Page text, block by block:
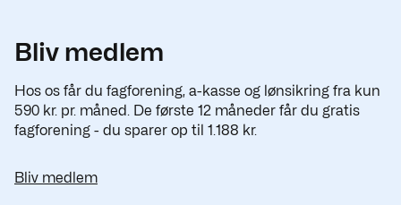
Bliv medlem
Hos os får du fagforening, a-kasse og lønsikring fra kun
590 kr. pr. måned. De første 12 måneder får du gratis
fagforening - du sparer op til 1.188 kr.
Bliv medlem